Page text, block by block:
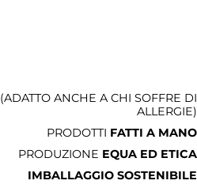
(ADATTO ANCHE A CHI SOFFRE DI
ALLERGIE)
PRODOTTI FATTI A MANO
PRODUZIONE EQUA ED ETICA
IMBALLAGGIO SOSTENIBILE